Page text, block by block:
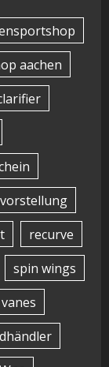
aachen
recurve
spin wings
vanes